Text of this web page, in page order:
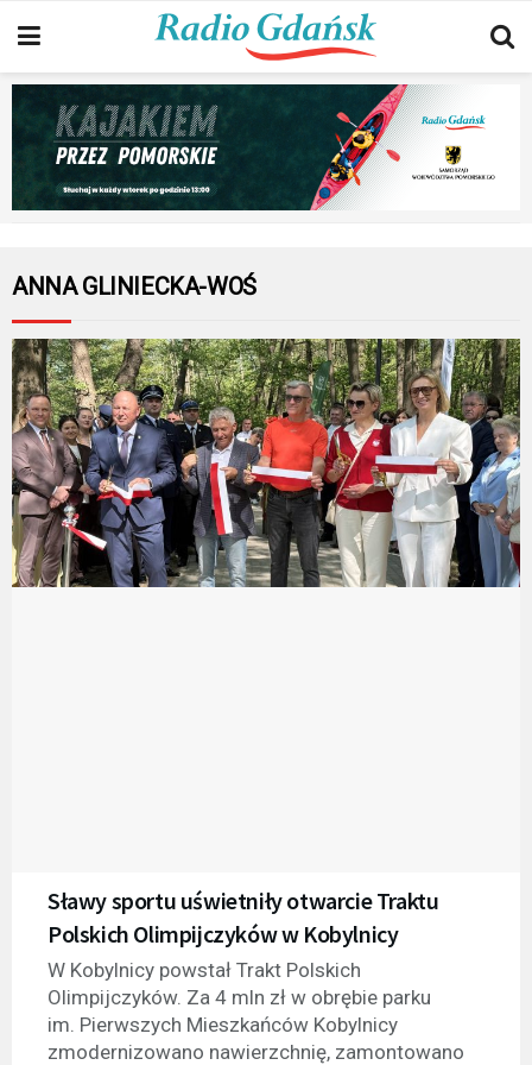
ANNA GLINIECKA-WOŚ
Sławy sportu uświetniły otwarcie Traktu
Polskich Olimpijczyków w Kobylnicy
W Kobylnicy powstał Trakt Polskich
Olimpijczyków. Za 4 mln zł w obrębie parku
im. Pierwszych Mieszkańców Kobylnicy
zmodernizowano nawierzchnię, zamontowano